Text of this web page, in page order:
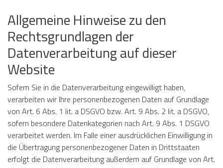
Allgemeine Hinweise zu den
Rechtsgrundlagen der
Datenverarbeitung auf dieser
Website
Sofern Sie in die Datenverarbeitung eingewilligt haben,
verarbeiten wir Ihre personenbezogenen Daten auf Grundlage
von Art. 6 Abs. 1 lit. a DSGVO bzw. Art. 9 Abs. 2 lit. a DSGVO,
sofern besondere Datenkategorien nach Art. 9 Abs. 1 DSGVO
verarbeitet werden. Im Falle einer ausdrücklichen Einwilligung in
die Übertragung personenbezogener Daten in Drittstaaten
erfolgt die Datenverarbeitung außerdem auf Grundlage von Art.